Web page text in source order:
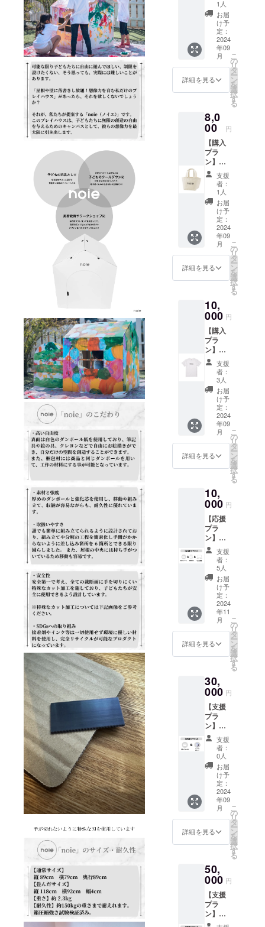
セット
をお送
りいた
しま
す。 ＜
注意＞
「noie
」の製
ディン
グ終了
後にな
ります
ので、
商品が
届くま
でに少
し期間
をいた
だきま
す。
「noie
」１
セット
◯感謝
の気持
ちを
メール
にてお
送りい
たしま
設定金
額以上
の上乗
せ支援
も可能
です。
◯「noi
e」１
セット
を支援
者様の
お名前
を記載
して、
保育園
や施設
にお届
備考欄
に、お
届けす
る際に
記載す
るお名
前（会
社名な
ど）を
記載し
てくだ
さい。
＜注意
＞ ・
「noie
」の製
造はク
グ終了
後にな
りま
す。 ・
「noie
」をお
届けす
る保育
園や施
設はこ
ちらで
決めて
お届け
いたし
ます。
1人
お届
け予
定：
2024
年09
月
詳細を見る
こ
の
リ
タ
ー
ン
を
選
択
す
る
8,0
00 円
【購入
プラ
ン】お
礼の
メール
「noie
」ラン
チバッ
謝の気
持ちを
メール
にてお
送りい
たしま
設定金
額以上
の上乗
せ支援
も可能
です。
◯「noi
e」ラン
チバッ
グをお
送りい
たしま
す。
【サイ
ズ】 高
さ：
21cm
20cm
き：
17cm
持ち
手：
37cm
【カ
ラー】
ナチュ
ラル/ブ
ラック
支援
者：
1人
お届
け予
定：
2024
年09
月
詳細を見る
こ
の
リ
タ
ー
ン
を
選
択
す
る
10,
000 円
【購入
プラ
ン】お
礼の
メール
「noie
」Tシャ
謝の気
持ちを
メール
にてお
送りい
たしま
す。 ※
額以上
の上乗
せ支援
も可能
です。
◯「noi
e」T
シャツ
または
「noie
」ラン
チバッ
グをお
送りい
たしま
す。
【サイ
/M/L/XL/
/XXXL
【カ
ラー】
ホワイ
ト/ブ
ラック/
アップ
ルグ
リーン/
サンド
ベー
ジュ
支援
者：
3人
お届
け予
定：
2024
年09
月
詳細を見る
こ
の
リ
タ
ー
ン
を
選
択
す
る
10,
000 円
【応援
プラ
ン】お
礼の
メール
＋支援
者限定
活動報
告＋HP
へお名
前掲載
◯感謝
の気持
ちを
メール
にてお
たしま
す。 ※
設定金
額以上
の上乗
せ支援
も可能
です。
◯「noi
e」プロ
ジェク
トの進
捗状況
を支援
者限定
活動報
告にて
◯「noi
e」公式
HPへ支
援者様
のお名
前を掲
支援
者：
5人
お届
け予
定：
2024
年11
月
詳細を見る
こ
の
リ
タ
ー
ン
を
選
択
す
る
30,
000 円
【支援
プラ
ン】お
礼の
メール
「noie
」５
セット
◯感謝
の気持
ちを
メール
にてお
送りい
たしま
設定金
額以上
の上乗
せ支援
も可能
です。
◯「noi
支援
者：
0人
お届
け予
定：
2024
年09
月
詳細を見る
こ
の
リ
タ
ー
ン
を
選
択
す
る
50,
000 円
【支援
プラ
ン】お
礼の